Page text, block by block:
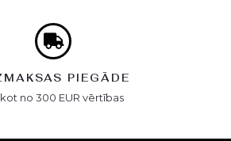
PIEGĀDE
no 300 EUR vērtības